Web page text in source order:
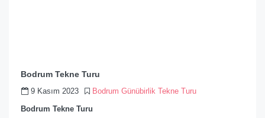
Bodrum Tekne Turu
9 Kasım 2023
Bodrum Günübirlik Tekne Turu
Bodrum Tekne Turu